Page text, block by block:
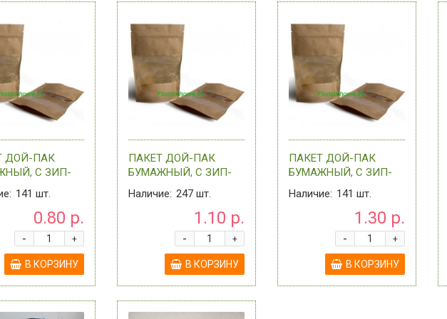
ДОЙ-ПАК
С ЗИП-
И
ОКНОМ,
Х 18,5 СМ +
0 - В
141 шт.
0.80 р.
+
-
В КОРЗИНУ
ПАКЕТ ДОЙ-ПАК
БУМАЖНЫЙ, С ЗИП-
ЗАМКОМ И
ПРОЗРАЧНЫМ ОКНОМ,
13,5 СМ Х 22,5 СМ +
(3,5+3,5) , 0 - В АССОР
Наличие: 247 шт.
1.10 р.
+
-
В КОРЗИНУ
ПАКЕТ ДОЙ-ПАК
БУМАЖНЫЙ, С ЗИП-
ЗАМКОМ И
ПРОЗРАЧНЫМ ОКНОМ,
16 СМ Х 25 СМ +
(4,5+4,5) , 0 - В
АССОРТИМЕ
Наличие: 141 шт.
1.30 р.
+
-
В КОРЗИНУ